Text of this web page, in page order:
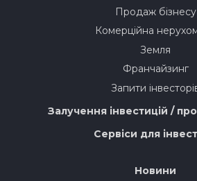
Продаж бізнесу
Комерційна
Земля
Франчайзинг
Запити
Залучення інвестицій /
Сервіси для
Новини